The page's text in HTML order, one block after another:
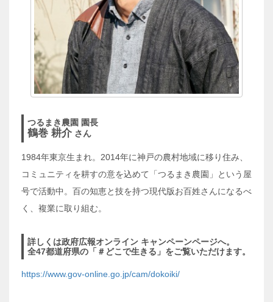
つるまき農園 園長
鶴巻 耕介 さん
1984年東京生まれ。2014年に神戸の農村地域に移り住み、
コミュニティを耕すの意を込めて「つるまき農園」という屋
号で活動中。百の知恵と技を持つ現代版お百姓さんになるべ
く、複業に取り組む。
詳しくは政府広報オンライン キャンペーンページへ。
全47都道府県の「＃どこで生きる」をご覧いただけます。
https://www.gov-online.go.jp/cam/dokoiki/